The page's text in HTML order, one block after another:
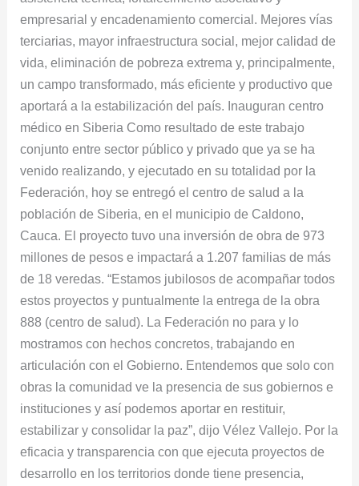
empresarial y encadenamiento comercial. Mejores vías
terciarias, mayor infraestructura social, mejor calidad de
vida, eliminación de pobreza extrema y, principalmente,
un campo transformado, más eficiente y productivo que
aportará a la estabilización del país. Inauguran centro
médico en Siberia Como resultado de este trabajo
conjunto entre sector público y privado que ya se ha
venido realizando, y ejecutado en su totalidad por la
Federación, hoy se entregó el centro de salud a la
población de Siberia, en el municipio de Caldono,
Cauca. El proyecto tuvo una inversión de obra de 973
millones de pesos e impactará a 1.207 familias de más
de 18 veredas. “Estamos jubilosos de acompañar todos
estos proyectos y puntualmente la entrega de la obra
888 (centro de salud). La Federación no para y lo
mostramos con hechos concretos, trabajando en
articulación con el Gobierno. Entendemos que solo con
obras la comunidad ve la presencia de sus gobiernos e
instituciones y así podemos aportar en restituir,
estabilizar y consolidar la paz”, dijo Vélez Vallejo. Por la
eficacia y transparencia con que ejecuta proyectos de
desarrollo en los territorios donde tiene presencia,